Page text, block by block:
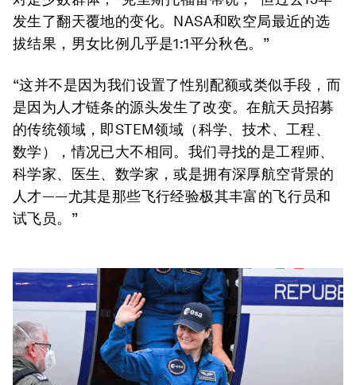
发生了翻天覆地的变化。NASA和欧空局最近的选
拔结果，男女比例几乎是1:1平分秋色。”
“这并不是因为我们设置了性别配额或类似手段，而
是因为人才链条的源头发生了改变。在航天员招募
的传统领域，即STEM领域（科学、技术、工程、
数学），情况已大不相同。我们寻找的是工程师、
科学家、医生、数学家，或是拥有深厚航空背景的
人才——尤其是那些飞行经验极其丰富的飞行员和
试飞员。”